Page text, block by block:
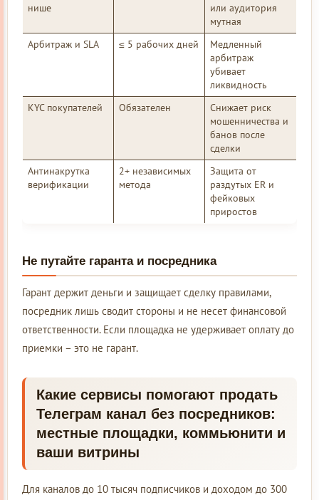
нише
или аудитория
мутная
Арбитраж и SLA
≤ 5 рабочих дней
Медленный
арбитраж
убивает
ликвидность
KYC покупателей
Обязателен
Снижает риск
мошенничества и
банов после
сделки
Антинакрутка
верификации
2+ независимых
метода
Защита от
раздутых ER и
фейковых
приростов
Не путайте гаранта и посредника
Гарант держит деньги и защищает сделку правилами,
посредник лишь сводит стороны и не несет финансовой
ответственности. Если площадка не удерживает оплату до
приемки – это не гарант.
Какие сервисы помогают продать
Телеграм канал без посредников:
местные площадки, коммьюнити и
ваши витрины
Для каналов до 10 тысяч подписчиков и доходом до 300